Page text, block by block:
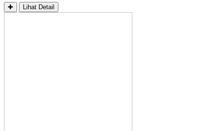
✚ Lihat Detail